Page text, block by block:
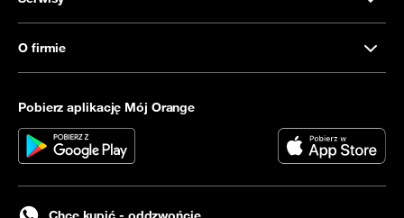
O firmie
Pobierz aplikację Mój Orange